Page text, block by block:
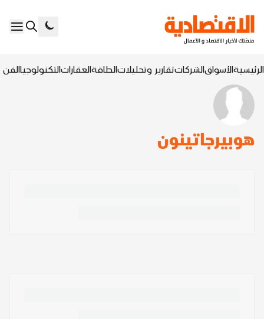
الرئيسيةالأسواقالشركاتتقارير وتحليلاتالطاقةالعقاراتالتكنولوجياالفن
هوبيرجاتينون